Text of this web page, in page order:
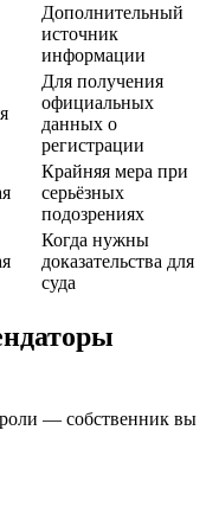
Дополнительный
источник
информации
Для получения
официальных
данных о
регистрации
Крайняя мера при
серьёзных
подозрениях
Когда нужны
доказательства для
суда
— собственник вы